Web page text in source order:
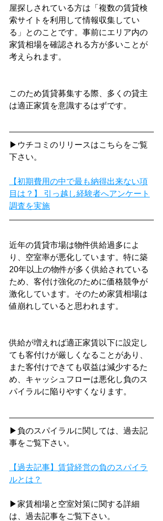
屋探しされている方は「複数の賃貸検
索サイトを利用して情報収集してい
る」とのことです。事前にエリア内の
家賃相場を確認される方が多いことが
考えられます。
このため賃貸募集する際、多くの貸主
は適正家賃を意識するはずです。
▶ウチコミのリリースはこちらをご覧
下さい。
【初期費用の中で最も納得出来ない項
目は？】 引っ越し経験者へアンケート
調査を実施
近年の賃貸市場は物件供給過多によ
り、空室率が悪化しています。特に築
20年以上の物件が多く供給されている
ため、客付け強化のために価格競争が
激化しています。そのため家賃相場は
値崩れしていると思われます。
供給が増えれば適正家賃以下に設定し
ても客付けが厳しくなることがあり、
また客付けできても収益は減少するた
め、キャッシュフローは悪化し負のス
パイラルに陥りやすくなります。
▶負のスパイラルに関しては、過去記
事をご覧下さい。
【過去記事】賃貸経営の負のスパイラ
ルとは？
▶家賃相場と空室対策に関する詳細
は、過去記事をご覧下さい。